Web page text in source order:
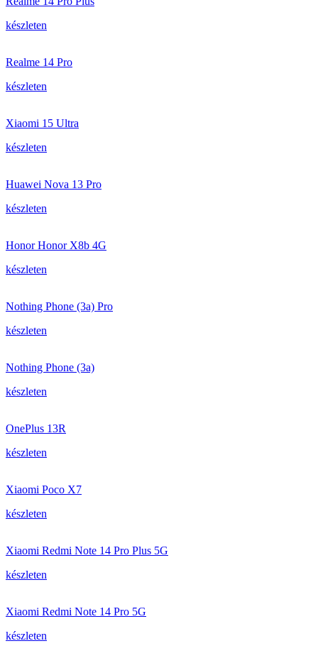
készleten
Realme 14 Pro
készleten
Xiaomi 15 Ultra
készleten
Huawei Nova 13 Pro
készleten
Honor Honor X8b 4G
készleten
Nothing Phone (3a) Pro
készleten
Nothing Phone (3a)
készleten
OnePlus 13R
készleten
Xiaomi Poco X7
készleten
Xiaomi Redmi Note 14 Pro Plus 5G
készleten
Xiaomi Redmi Note 14 Pro 5G
készleten